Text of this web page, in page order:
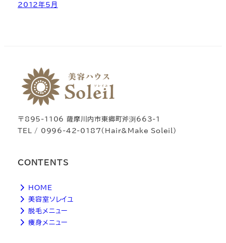
2012年5月
〒895-1106 薩摩川内市東郷町斧渕663-1
TEL / 0996-42-0187（Hair&Make Soleil）
CONTENTS
HOME
美容室ソレイユ
脱毛メニュー
痩身メニュー